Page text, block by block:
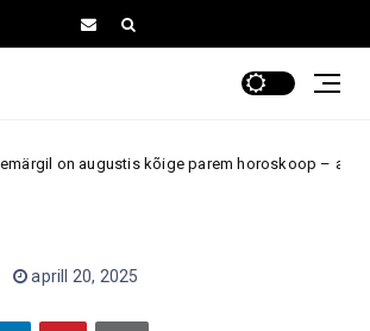
on augustis kõige parem horoskoop –
aprill 20, 2025